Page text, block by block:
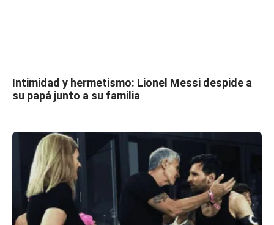
Intimidad y hermetismo: Lionel Messi despide a
su papá junto a su familia